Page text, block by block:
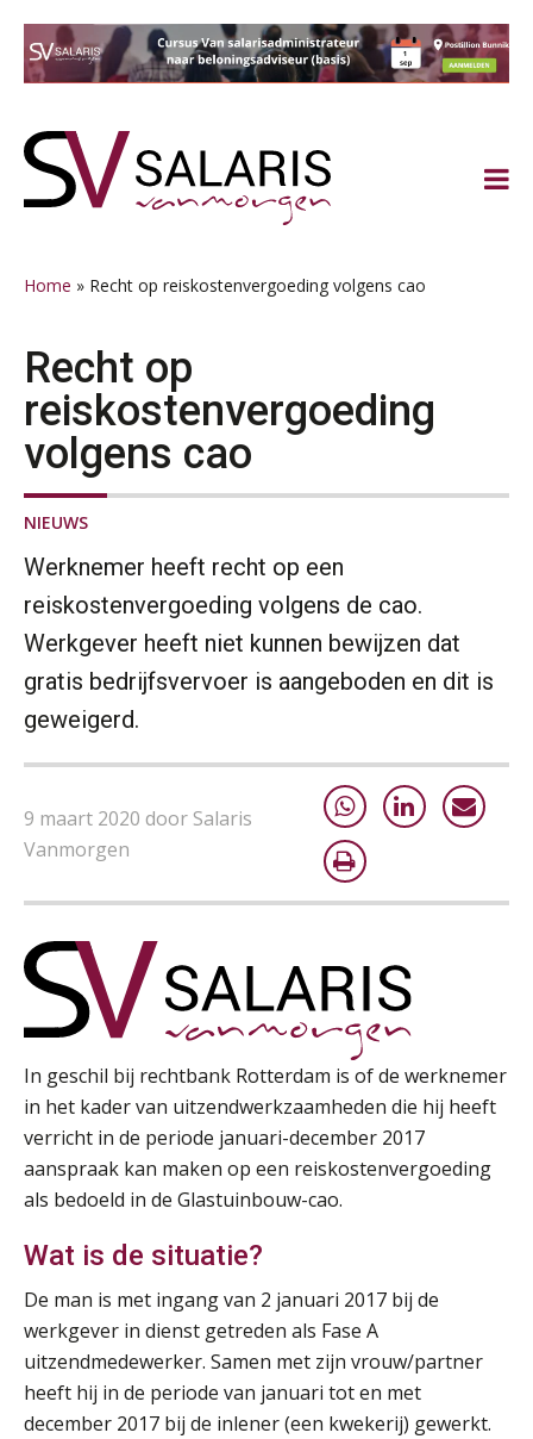
naar
hoofdnavigatie
naar
hoofd
naar
eerste
naar
voettekst
Home » Recht op reiskostenvergoeding volgens cao
Recht op
reiskostenvergoeding
volgens cao
NIEUWS
Werknemer heeft recht op een
reiskostenvergoeding volgens de cao.
Werkgever heeft niet kunnen bewijzen dat
gratis bedrijfsvervoer is aangeboden en dit is
geweigerd.
9 maart 2020 door Salaris
Vanmorgen
In geschil bij rechtbank Rotterdam is of de werknemer
in het kader van uitzendwerkzaamheden die hij heeft
verricht in de periode januari-december 2017
aanspraak kan maken op een reiskostenvergoeding
als bedoeld in de Glastuinbouw-cao.
Wat is de situatie?
De man is met ingang van 2 januari 2017 bij de
werkgever in dienst getreden als Fase A
uitzendmedewerker. Samen met zijn vrouw/partner
heeft hij in de periode van januari tot en met
december 2017 bij de inlener (een kwekerij) gewerkt.